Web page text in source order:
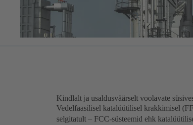
Kindlalt ja usaldusväärselt voolavate
Vedelfaasilisel katalüütilisel krakkimisel
selgitatult – FCC-süsteemid ehk